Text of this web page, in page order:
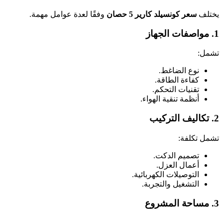
يختلف سعر كونسيلد كارير 5 حصان وفقًا لعدة عوامل مهمة.
1. مواصفات الجهاز
تشمل:
نوع الضاغط.
كفاءة الطاقة.
تقنيات التحكم.
أنظمة تنقية الهواء.
2. تكاليف التركيب
تشمل تكلفة:
تصميم الدكت.
أعمال العزل.
التوصيلات الكهربائية.
التشغيل والتجربة.
3. مساحة المشروع